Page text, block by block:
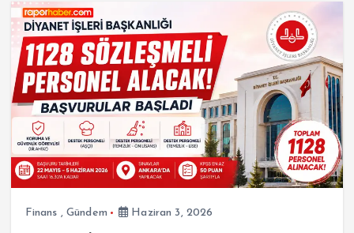
Finans , Gündem Haziran 3, 2026